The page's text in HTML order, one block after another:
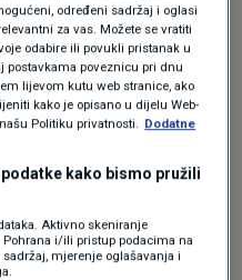
određeni sadržaj i oglasi
za vas. Možete se vratiti
odabire ili povukli pristanak u
postavkama poveznicu pri dnu
lijevom kutu web stranice, ako
kako je opisano u dijelu Web-
Politiku privatnosti. Dodatne
kako bismo pružili
Aktivno skeniranje
i/ili pristup podacima na
mjerenje oglašavanja i